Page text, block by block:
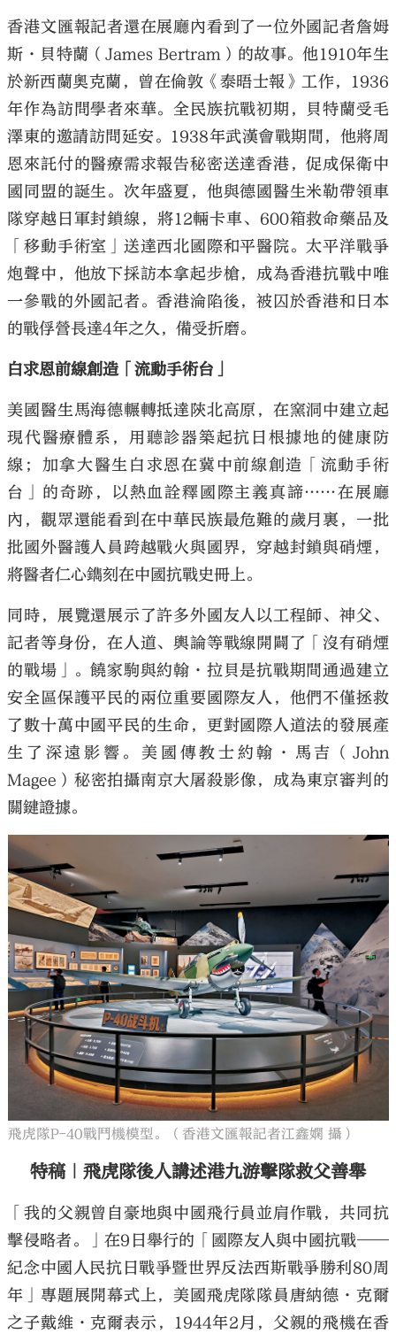
香港文匯報記者還在展廳內看到了一位外國記者詹姆
斯·貝特蘭（James Bertram）的故事。他1910年生
於新西蘭奧克蘭，曾在倫敦《泰晤士報》工作，1936
年作為訪問學者來華。全民族抗戰初期，貝特蘭受毛
澤東的邀請訪問延安。1938年武漢會戰期間，他將周
恩來託付的醫療需求報告秘密送達香港，促成保衛中
國同盟的誕生。次年盛夏，他與德國醫生米勒帶領車
隊穿越日軍封鎖線，將12輛卡車、600箱救命藥品及
「移動手術室」送達西北國際和平醫院。太平洋戰爭
炮聲中，他放下採訪本拿起步槍，成為香港抗戰中唯
一參戰的外國記者。香港淪陷後，被囚於香港和日本
的戰俘營長達4年之久，備受折磨。
白求恩前線創造「流動手術台」
美國醫生馬海德輾轉抵達陝北高原，在窯洞中建立起
現代醫療體系，用聽診器築起抗日根據地的健康防
線；加拿大醫生白求恩在冀中前線創造「流動手術
台」的奇跡，以熱血詮釋國際主義真諦……在展廳
內，觀眾還能看到在中華民族最危難的歲月裏，一批
批國外醫護人員跨越戰火與國界，穿越封鎖與硝煙，
將醫者仁心鐫刻在中國抗戰史冊上。
同時，展覽還展示了許多外國友人以工程師、神父、
記者等身份，在人道、輿論等戰線開闢了「沒有硝煙
的戰場」。饒家駒與約翰·拉貝是抗戰期間通過建立
安全區保護平民的兩位重要國際友人，他們不僅拯救
了數十萬中國平民的生命，更對國際人道法的發展產
生了深遠影響。美國傳教士約翰·馬吉（John
Magee）秘密拍攝南京大屠殺影像，成為東京審判的
關鍵證據。
飛虎隊P-40戰鬥機模型。（香港文匯報記者江鑫嫻 攝）
特稿｜飛虎隊後人講述港九游擊隊救父善舉
「我的父親曾自豪地與中國飛行員並肩作戰，共同抗
擊侵略者。」在9日舉行的「國際友人與中國抗戰——
紀念中國人民抗日戰爭暨世界反法西斯戰爭勝利80周
年」專題展開幕式上，美國飛虎隊隊員唐納德·克爾
之子戴維·克爾表示，1944年2月，父親的飛機在香